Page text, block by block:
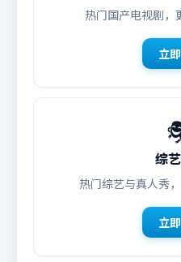
热门国产电视剧，
立
综
热门综艺与真人秀
立